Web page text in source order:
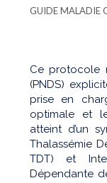
GUIDE MALADIE
Ce protocole
(PNDS)
prise en
optimale et
atteint d’un
Thalassémie
TDT) et
Dépendante